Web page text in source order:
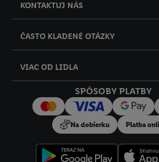
KONTAKTUJ NÁS
ČASTO KLADENÉ OTÁZKY
VIAC OD LIDLA
SPÔSOBY PLATBY
Na dobierku Platba